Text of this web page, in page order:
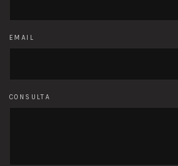
EMAIL
CONSULTA